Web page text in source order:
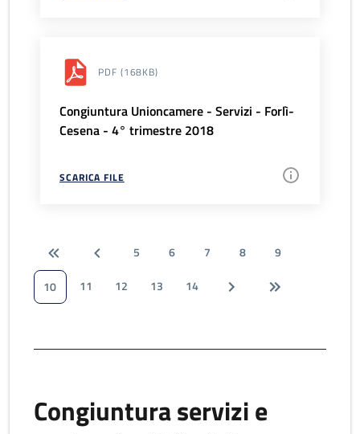
PDF (168KB)
Congiuntura Unioncamere - Servizi - Forlì-
Cesena - 4° trimestre 2018
SCARICA FILE
5 6 7 8
9
10
11 12 13 14
Congiuntura servizi e